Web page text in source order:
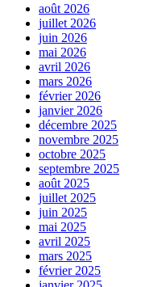
août 2026
juillet 2026
juin 2026
mai 2026
avril 2026
mars 2026
février 2026
janvier 2026
décembre 2025
novembre 2025
octobre 2025
septembre 2025
août 2025
juillet 2025
juin 2025
mai 2025
avril 2025
mars 2025
février 2025